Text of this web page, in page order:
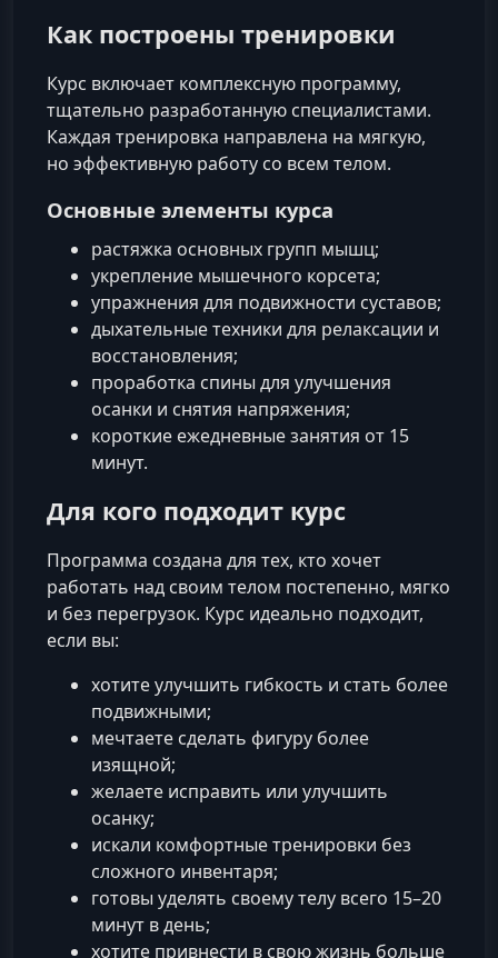
Как построены тренировки
Курс включает комплексную программу,
тщательно разработанную специалистами.
Каждая тренировка направлена на мягкую,
но эффективную работу со всем телом.
Основные элементы курса
растяжка основных групп мышц;
укрепление мышечного корсета;
упражнения для подвижности суставов;
дыхательные техники для релаксации и
восстановления;
проработка спины для улучшения
осанки и снятия напряжения;
короткие ежедневные занятия от 15
минут.
Для кого подходит курс
Программа создана для тех, кто хочет
работать над своим телом постепенно, мягко
и без перегрузок. Курс идеально подходит,
если вы:
хотите улучшить гибкость и стать более
подвижными;
мечтаете сделать фигуру более
изящной;
желаете исправить или улучшить
осанку;
искали комфортные тренировки без
сложного инвентаря;
готовы уделять своему телу всего 15–20
минут в день;
хотите привнести в свою жизнь больше